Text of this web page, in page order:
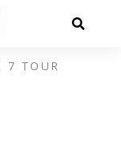
7 TOUR